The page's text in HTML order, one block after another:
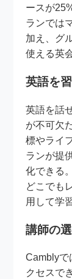
ースが
ランでは
加え、グ
使える英
英語を
英語を話
が不可欠
標やライ
ランが提
化できる
どこでも
用して学
講師の
Camblyで
クセスで